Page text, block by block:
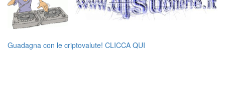
Guadagna con le criptovalute! CLICCA QUI